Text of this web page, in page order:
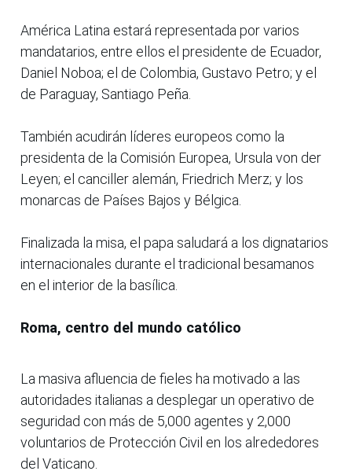
América Latina estará representada por varios
mandatarios, entre ellos el presidente de Ecuador,
Daniel Noboa; el de Colombia, Gustavo Petro; y el
de Paraguay, Santiago Peña.
También acudirán líderes europeos como la
presidenta de la Comisión Europea, Ursula von der
Leyen; el canciller alemán, Friedrich Merz; y los
monarcas de Países Bajos y Bélgica.
Finalizada la misa, el papa saludará a los dignatarios
internacionales durante el tradicional besamanos
en el interior de la basílica.
Roma, centro del mundo católico
La masiva afluencia de fieles ha motivado a las
autoridades italianas a desplegar un operativo de
seguridad con más de 5,000 agentes y 2,000
voluntarios de Protección Civil en los alrededores
del Vaticano.